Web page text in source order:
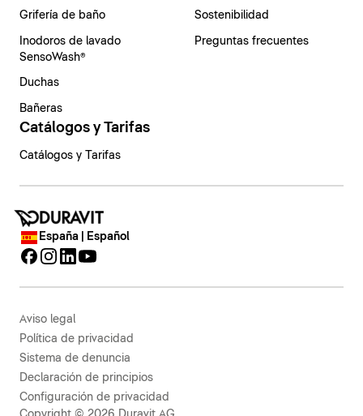
Grifería de baño
Inodoros de lavado
SensoWash®
Duchas
Bañeras
Sostenibilidad
Preguntas frecuentes
Catálogos y Tarifas
Catálogos y Tarifas
España | Español
Aviso legal
Política de privacidad
Sistema de denuncia
Declaración de principios
Configuración de privacidad